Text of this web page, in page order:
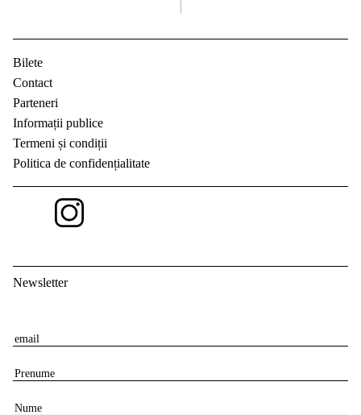
Bilete
Contact
Parteneri
Informații publice
Termeni și condiții
Politica de confidențialitate
Newsletter
E
a
i
P
N